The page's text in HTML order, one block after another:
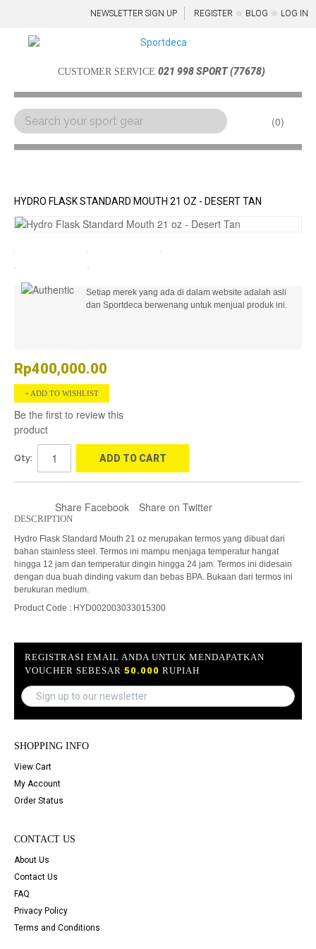
NEWSLETTER SIGN UP REGISTER BLOG LOG IN
CUSTOMER SERVICE 021 998 SPORT (77678)
0
Menu
HYDRO FLASK STANDARD MOUTH 21 OZ - DESERT TAN
Setiap merek yang ada di dalam website adalah asli
dan Sportdeca berwenang untuk menjual produk ini.
Rp400,000.00
ADD TO WISHLIST
Be the first to review this
product
Qty: ADD TO CART
Share Facebook Share on Twitter
DESCRIPTION
Hydro Flask Standard Mouth 21 oz merupakan termos yang dibuat dari
bahan stainless steel. Termos ini mampu menjaga temperatur hangat
hingga 12 jam dan temperatur dingin hingga 24 jam. Termos ini didesain
dengan dua buah dinding vakum dan bebas BPA. Bukaan dari termos ini
berukuran medium.
Product Code : HYD002003033015300
REGISTRASI EMAIL ANDA UNTUK MENDAPATKAN
VOUCHER SEBESAR 50.000 RUPIAH
SHOPPING INFO
View Cart
My Account
Order Status
CONTACT US
About Us
Contact Us
FAQ
Privacy Policy
Terms and Conditions